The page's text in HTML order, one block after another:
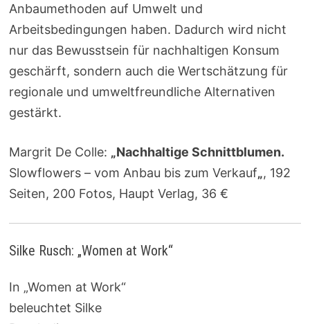
Anbaumethoden auf Umwelt und
Arbeitsbedingungen haben. Dadurch wird nicht
nur das Bewusstsein für nachhaltigen Konsum
geschärft, sondern auch die Wertschätzung für
regionale und umweltfreundliche Alternativen
gestärkt.
Margrit De Colle: „Nachhaltige Schnittblumen.
Slowflowers – vom Anbau bis zum Verkauf„, 192
Seiten, 200 Fotos, Haupt Verlag, 36 €
Silke Rusch: „Women at Work“
In „Women at Work“
beleuchtet Silke